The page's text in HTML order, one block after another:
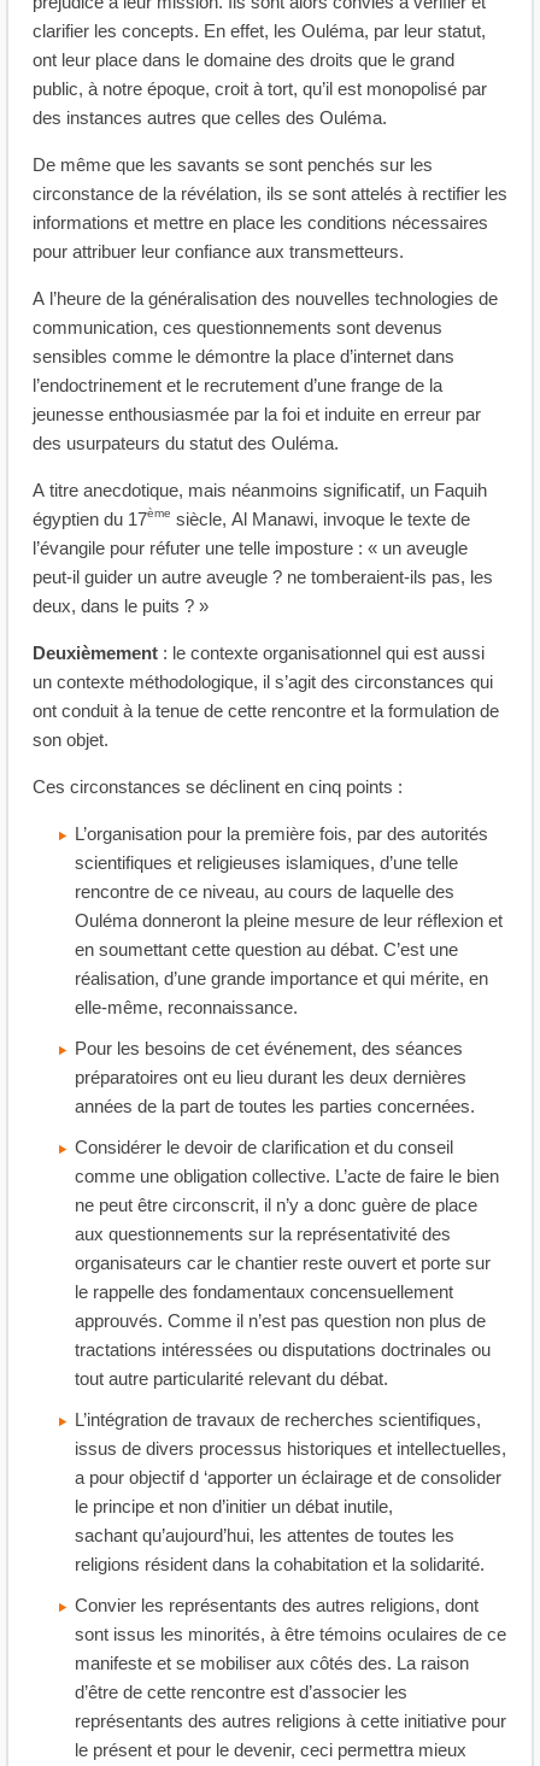
clarifier les concepts. En effet, les Ouléma, par leur statut,
ont leur place dans le domaine des droits que le grand
public, à notre époque, croit à tort, qu’il est monopolisé par
des instances autres que celles des Ouléma.
De même que les savants se sont penchés sur les
circonstance de la révélation, ils se sont attelés à rectifier les
informations et mettre en place les conditions nécessaires
pour attribuer leur confiance aux transmetteurs.
A l’heure de la généralisation des nouvelles technologies de
communication, ces questionnements sont devenus
sensibles comme le démontre la place d’internet dans
l’endoctrinement et le recrutement d’une frange de la
jeunesse enthousiasmée par la foi et induite en erreur par
des usurpateurs du statut des Ouléma.
A titre anecdotique, mais néanmoins significatif, un Faquih
égyptien du 17ème siècle, Al Manawi, invoque le texte de
l’évangile pour réfuter une telle imposture : « un aveugle
peut-il guider un autre aveugle ? ne tomberaient-ils pas, les
deux, dans le puits ? »
Deuxièmement : le contexte organisationnel qui est aussi
un contexte méthodologique, il s’agit des circonstances qui
ont conduit à la tenue de cette rencontre et la formulation de
son objet.
Ces circonstances se déclinent en cinq points :
L’organisation pour la première fois, par des autorités
scientifiques et religieuses islamiques, d’une telle
rencontre de ce niveau, au cours de laquelle des
Ouléma donneront la pleine mesure de leur réflexion et
en soumettant cette question au débat. C’est une
réalisation, d’une grande importance et qui mérite, en
elle-même, reconnaissance.
Pour les besoins de cet événement, des séances
préparatoires ont eu lieu durant les deux dernières
années de la part de toutes les parties concernées.
Considérer le devoir de clarification et du conseil
comme une obligation collective. L’acte de faire le bien
ne peut être circonscrit, il n’y a donc guère de place
aux questionnements sur la représentativité des
organisateurs car le chantier reste ouvert et porte sur
le rappelle des fondamentaux concensuellement
approuvés. Comme il n’est pas question non plus de
tractations intéressées ou disputations doctrinales ou
tout autre particularité relevant du débat.
L’intégration de travaux de recherches scientifiques,
issus de divers processus historiques et intellectuelles,
a pour objectif d ‘apporter un éclairage et de consolider
le principe et non d’initier un débat inutile,
sachant qu’aujourd’hui, les attentes de toutes les
religions résident dans la cohabitation et la solidarité.
Convier les représentants des autres religions, dont
sont issus les minorités, à être témoins oculaires de ce
manifeste et se mobiliser aux côtés des. La raison
d’être de cette rencontre est d’associer les
représentants des autres religions à cette initiative pour
le présent et pour le devenir, ceci permettra mieux